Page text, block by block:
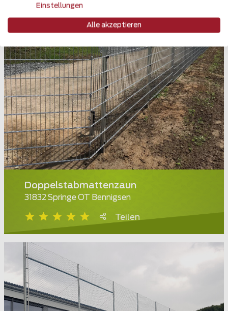
Doppelstabmattenzaun
31832 Springe OT Bennigsen
Teilen
Einstellungen
Alle akzeptieren